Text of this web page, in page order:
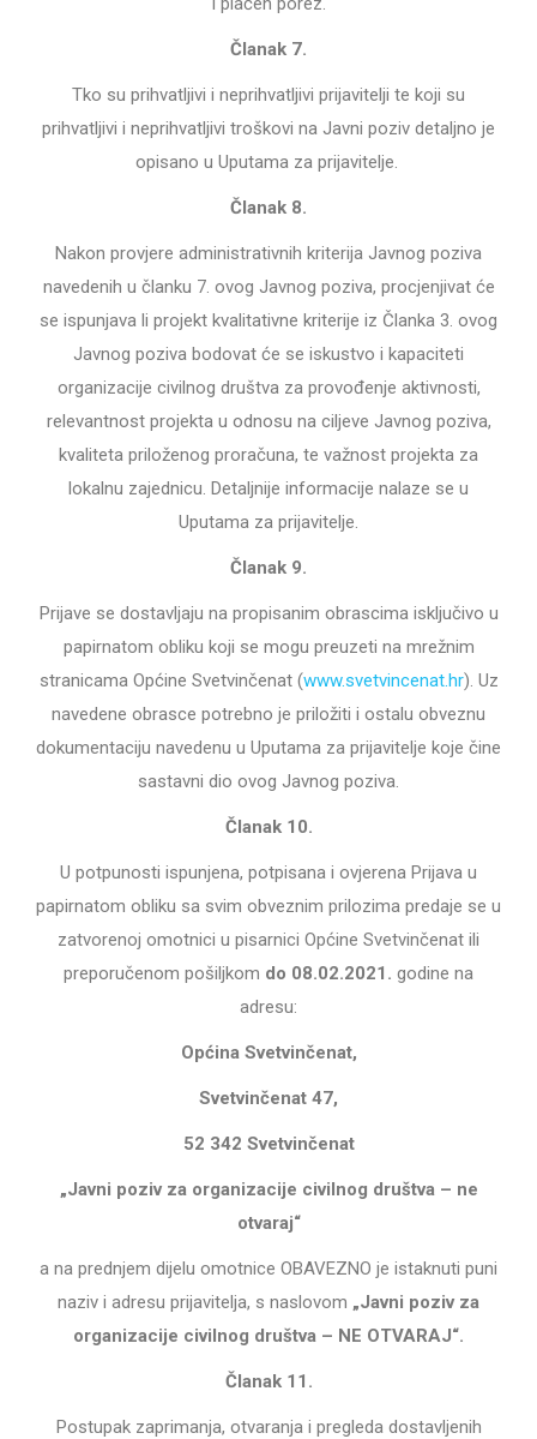
Članak 7.
Tko su prihvatljivi i neprihvatljivi prijavitelji te koji su
prihvatljivi i neprihvatljivi troškovi na Javni poziv detaljno je
opisano u Uputama za prijavitelje.
Članak 8.
Nakon provjere administrativnih kriterija Javnog poziva
navedenih u članku 7. ovog Javnog poziva, procjenjivat će
se ispunjava li projekt kvalitativne kriterije iz Članka 3. ovog
Javnog poziva bodovat će se iskustvo i kapaciteti
organizacije civilnog društva za provođenje aktivnosti,
relevantnost projekta u odnosu na ciljeve Javnog poziva,
kvaliteta priloženog proračuna, te važnost projekta za
lokalnu zajednicu. Detaljnije informacije nalaze se u
Uputama za prijavitelje.
Članak 9.
Prijave se dostavljaju na propisanim obrascima isključivo u
papirnatom obliku koji se mogu preuzeti na mrežnim
stranicama Općine Svetvinčenat (www.svetvincenat.hr). Uz
navedene obrasce potrebno je priložiti i ostalu obveznu
dokumentaciju navedenu u Uputama za prijavitelje koje čine
sastavni dio ovog Javnog poziva.
Članak 10.
U potpunosti ispunjena, potpisana i ovjerena Prijava u
papirnatom obliku sa svim obveznim prilozima predaje se u
zatvorenoj omotnici u pisarnici Općine Svetvinčenat ili
preporučenom pošiljkom do 08.02.2021. godine na
adresu:
Općina Svetvinčenat,
Svetvinčenat 47,
52 342 Svetvinčenat
„Javni poziv za organizacije civilnog društva – ne
otvaraj“
a na prednjem dijelu omotnice OBAVEZNO je istaknuti puni
naziv i adresu prijavitelja, s naslovom „Javni poziv za
organizacije civilnog društva – NE OTVARAJ“.
Članak 11.
Postupak zaprimanja, otvaranja i pregleda dostavljenih